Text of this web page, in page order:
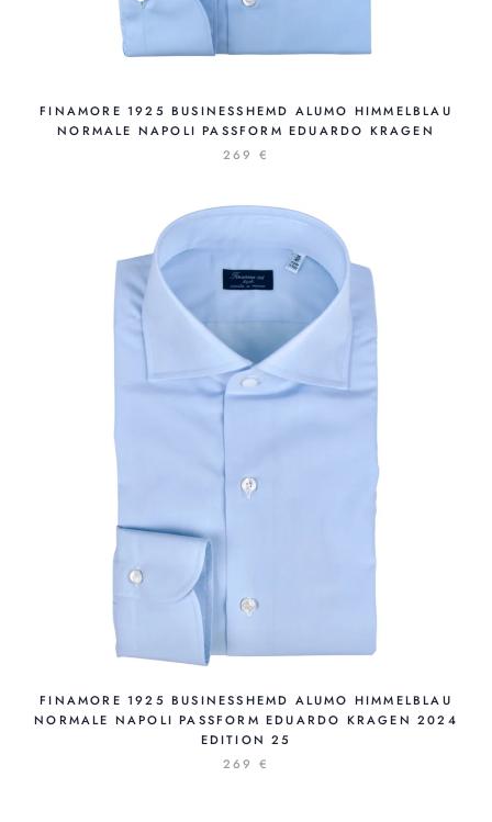
FINAMORE 1925 BUSINESSHEMD ALUMO HIMMELBLAU
NORMALE NAPOLI PASSFORM EDUARDO KRAGEN
269 €
FINAMORE 1925 BUSINESSHEMD ALUMO HIMMELBLAU
NORMALE NAPOLI PASSFORM EDUARDO KRAGEN 2024
EDITION 25
269 €